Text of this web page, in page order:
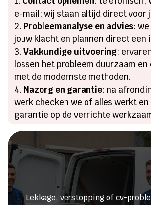
e-mail; wij staan altijd direct voor
Probleemanalyse en advies:
jouw klacht en plannen direct een
Vakkundige uitvoering:
lossen het probleem duurzaam
met de modernste methoden.
Nazorg en garantie: na
werk checken we of alles werkt
garantie op de verrichte
Heeft u een
verstopping?
Lekkage, verstopping of cv-